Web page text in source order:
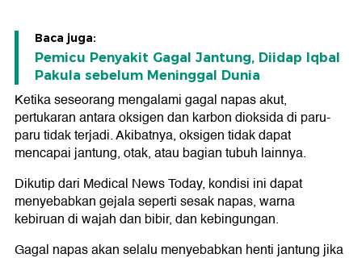
Baca juga:
Pemicu Penyakit Gagal Jantung, Diidap Iqbal
Pakula sebelum Meninggal Dunia
Ketika seseorang mengalami gagal napas akut,
pertukaran antara oksigen dan karbon dioksida di paru-
paru tidak terjadi. Akibatnya, oksigen tidak dapat
mencapai jantung, otak, atau bagian tubuh lainnya.
Dikutip dari Medical News Today, kondisi ini dapat
menyebabkan gejala seperti sesak napas, warna
kebiruan di wajah dan bibir, dan kebingungan.
Gagal napas akan selalu menyebabkan henti jantung jika